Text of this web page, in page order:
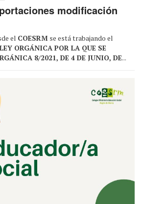
modificación
el COESRM se está trabajando el
ORGÁNICA POR LA QUE SE
8/2021, DE 4 DE JUNIO, DE...